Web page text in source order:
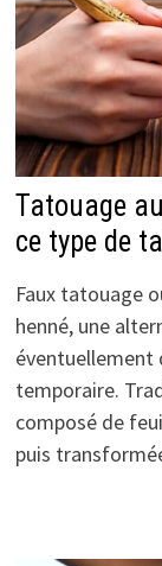
Tatouage
ce type de
Faux tatouage
henné, une
éventuellement
temporaire.
composé de
puis